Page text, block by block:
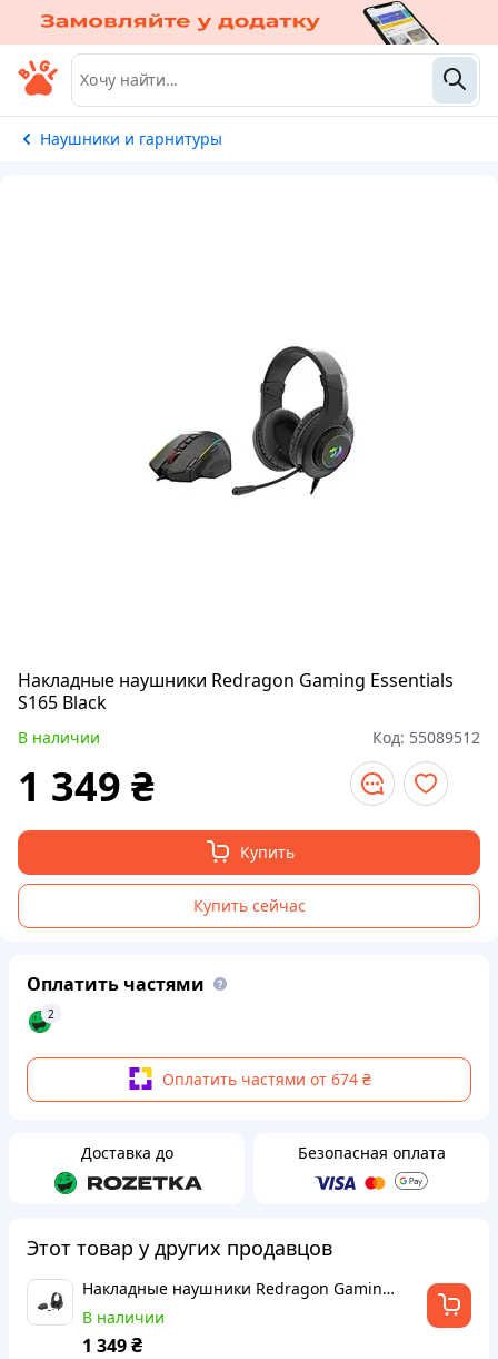
Наушники и гарнитуры
Накладные наушники Redragon Gaming Essentials
S165 Black
В наличии Код: 55089512
1 349 ₴
Купить
Купить сейчас
Оплатить частями
2
Оплатить частями от 674 ₴
Доставка до Безопасная оплата
Этот товар у других продавцов
Накладные наушники Redragon Gaming Essentials S165 Black
В наличии
1 349₴